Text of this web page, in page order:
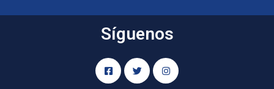
Síguenos